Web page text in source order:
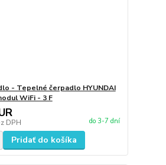
- Tepelné čerpadlo HYUNDAI
WiFi - 3 F
DPH do 3-7 dní
Pridať do košíka